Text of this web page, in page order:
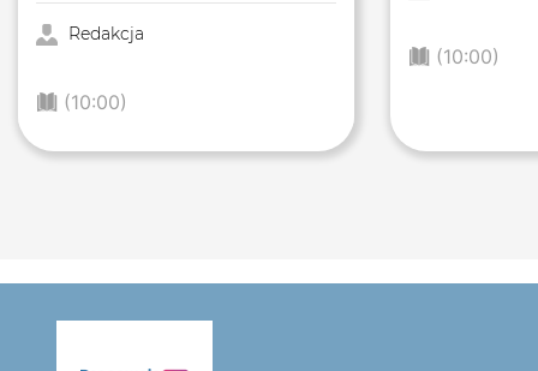
Redakcja
(10:00)
(10:00)